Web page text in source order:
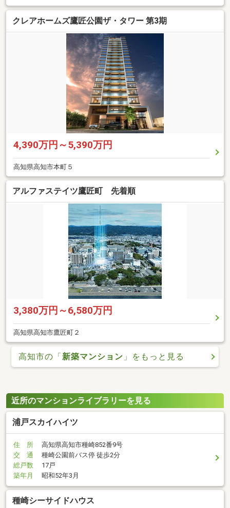
クレアホームズ鷹匠公園ザ・タワー 第3期
4,390万円～5,390万円
高知県高知市本町５
アルファステイツ鷹匠町 先着順
3,380万円～6,580万円
高知県高知市鷹匠町２
高知市の「新築マンション 」をもっと見る
近所のマンションライブラリーを見る
浦戸スカイハイツ
住 所
高知県高知市種崎852番9号
交 通
種崎公園前バス停 徒歩2分
総戸数
17戸
築年月
昭和52年3月
種崎シーサイドハウス